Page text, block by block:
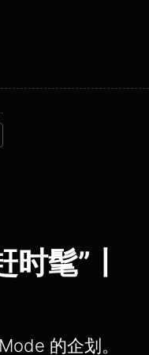
髦”丨
的企划。